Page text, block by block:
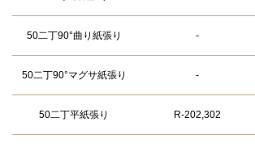
50二丁90°曲り紙張り -
50二丁90°マグサ紙張り -
50二丁平紙張り R-202,302